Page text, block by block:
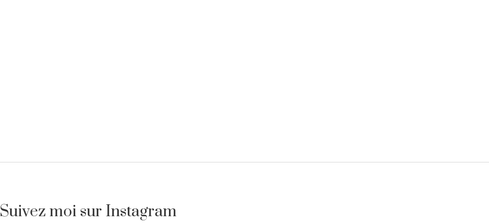
Suivez moi sur Instagram